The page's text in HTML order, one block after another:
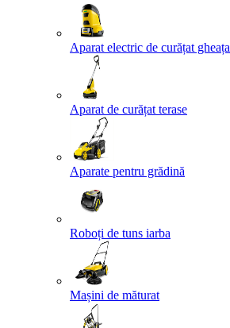
Aparat electric de curățat gheața
Aparat de curățat terase
Aparate pentru grădină
Roboți de tuns iarba
Mașini de măturat